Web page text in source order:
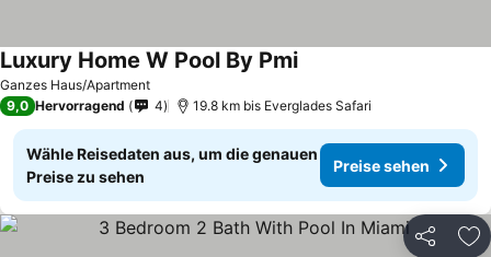
Ganzes Haus/Apartment
Luxury Home W Pool By Pmi
9,0 Hervorragend 4 19.8 km bis Everglades Safari
Wähle Reisedaten aus, um die genauen
Preise zu sehen
Preise sehen
Teilen